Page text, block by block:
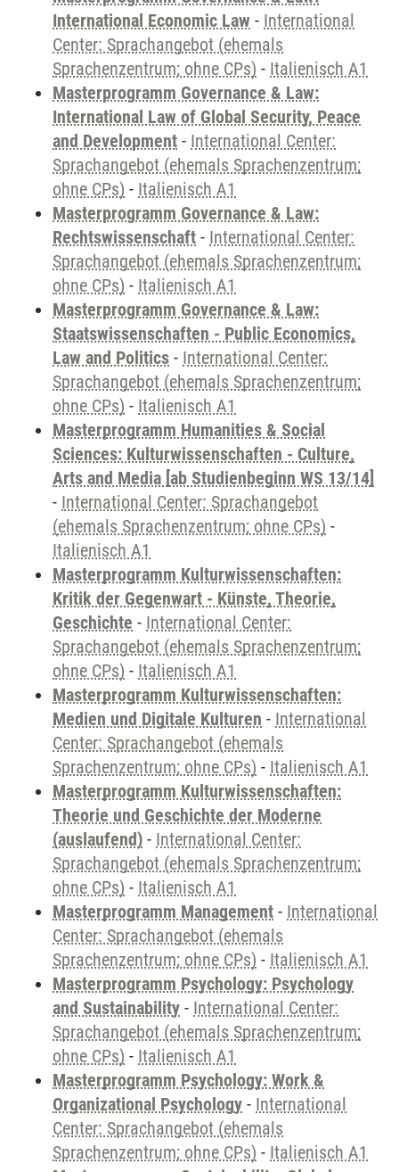
International Economic Law - International
Center: Sprachangebot (ehemals
Sprachenzentrum; ohne CPs) - Italienisch A1
Masterprogramm Governance & Law:
International Law of Global Security, Peace
and Development - International Center:
Sprachangebot (ehemals Sprachenzentrum;
ohne CPs) - Italienisch A1
Masterprogramm Governance & Law:
Rechtswissenschaft - International Center:
Sprachangebot (ehemals Sprachenzentrum;
ohne CPs) - Italienisch A1
Masterprogramm Governance & Law:
Staatswissenschaften - Public Economics,
Law and Politics - International Center:
Sprachangebot (ehemals Sprachenzentrum;
ohne CPs) - Italienisch A1
Masterprogramm Humanities & Social
Sciences: Kulturwissenschaften - Culture,
Arts and Media [ab Studienbeginn WS 13/14]
- International Center: Sprachangebot
(ehemals Sprachenzentrum; ohne CPs) -
Italienisch A1
Masterprogramm Kulturwissenschaften:
Kritik der Gegenwart - Künste, Theorie,
Geschichte - International Center:
Sprachangebot (ehemals Sprachenzentrum;
ohne CPs) - Italienisch A1
Masterprogramm Kulturwissenschaften:
Medien und Digitale Kulturen - International
Center: Sprachangebot (ehemals
Sprachenzentrum; ohne CPs) - Italienisch A1
Masterprogramm Kulturwissenschaften:
Theorie und Geschichte der Moderne
(auslaufend) - International Center:
Sprachangebot (ehemals Sprachenzentrum;
ohne CPs) - Italienisch A1
Masterprogramm Management - International
Center: Sprachangebot (ehemals
Sprachenzentrum; ohne CPs) - Italienisch A1
Masterprogramm Psychology: Psychology
and Sustainability - International Center:
Sprachangebot (ehemals Sprachenzentrum;
ohne CPs) - Italienisch A1
Masterprogramm Psychology: Work &
Organizational Psychology - International
Center: Sprachangebot (ehemals
Sprachenzentrum; ohne CPs) - Italienisch A1